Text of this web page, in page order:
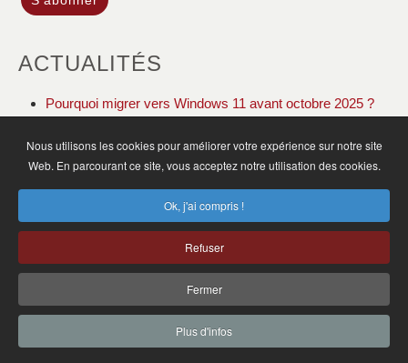
ACTUALITÉS
Pourquoi migrer vers Windows 11 avant octobre 2025 ?
ACCUEIL ACTUALITÉS PLAN DU SITE
MENTIONS LÉGALES CGV CONTACT
Nous utilisons les cookies pour améliorer votre expérience sur notre site
Web. En parcourant ce site, vous acceptez notre utilisation des cookies.
Ok, j'ai compris !
Refuser
Fermer
Plus d'infos